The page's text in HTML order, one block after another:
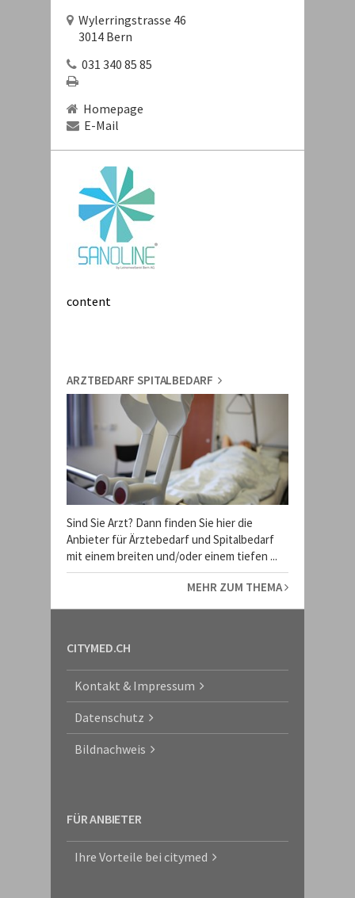
Wylerringstrasse 46
3014 Bern
031 340 85 85
Homepage
E-Mail
content
ARZTBEDARF SPITALBEDARF
Sind Sie Arzt? Dann finden Sie hier die
Anbieter für Ärztebedarf und Spitalbedarf
mit einem breiten und/oder einem tiefen ...
MEHR ZUM THEMA
CITYMED.CH
Kontakt & Impressum
Datenschutz
Bildnachweis
FÜR ANBIETER
Ihre Vorteile bei citymed